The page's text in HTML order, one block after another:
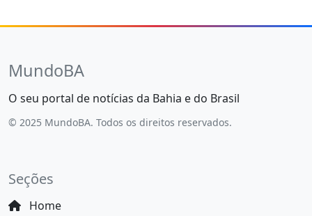
MundoBA
O seu portal de notícias da Bahia e do Brasil
© 2025 MundoBA. Todos os direitos reservados.
Seções
Home